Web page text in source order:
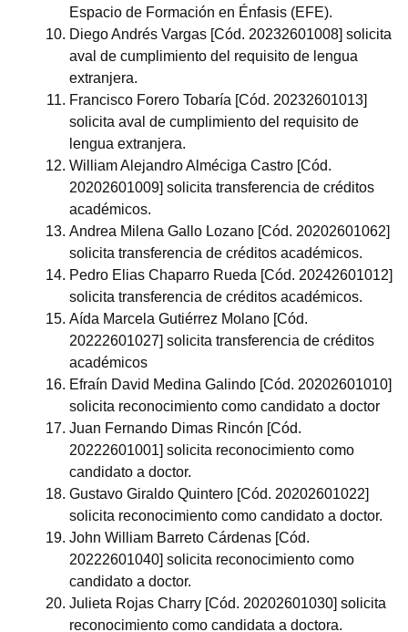
Espacio de Formación en Énfasis (EFE).
Diego Andrés Vargas [Cód. 20232601008] solicita
aval de cumplimiento del requisito de lengua
extranjera.
Francisco Forero Tobaría [Cód. 20232601013]
solicita aval de cumplimiento del requisito de
lengua extranjera.
William Alejandro Alméciga Castro [Cód.
20202601009] solicita transferencia de créditos
académicos.
Andrea Milena Gallo Lozano [Cód. 20202601062]
solicita transferencia de créditos académicos.
Pedro Elias Chaparro Rueda [Cód. 20242601012]
solicita transferencia de créditos académicos.
Aída Marcela Gutiérrez Molano [Cód.
20222601027] solicita transferencia de créditos
académicos
Efraín David Medina Galindo [Cód. 20202601010]
solicita reconocimiento como candidato a doctor
Juan Fernando Dimas Rincón [Cód.
20222601001] solicita reconocimiento como
candidato a doctor.
Gustavo Giraldo Quintero [Cód. 20202601022]
solicita reconocimiento como candidato a doctor.
John William Barreto Cárdenas [Cód.
20222601040] solicita reconocimiento como
candidato a doctor.
Julieta Rojas Charry [Cód. 20202601030] solicita
reconocimiento como candidata a doctora.